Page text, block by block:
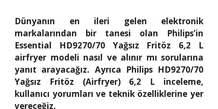
Dünyanın en ileri gelen elektronik
markalarından bir tanesi olan Philips’in
Essential HD9270/70 Yağsız Fritöz 6,2 L
airfryer modeli nasıl ve alınır mı sorularına
yanıt arayacağız. Ayrıca Philips HD9270/70
Yağsız Fritöz (Airfryer) 6,2 L inceleme,
kullanıcı yorumları ve teknik özelliklerine yer
vereceğiz.